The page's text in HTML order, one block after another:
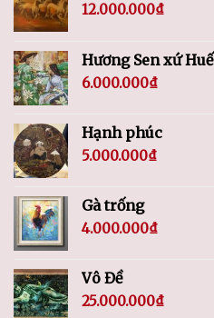
12.000.000₫
Hương Sen xứ Huế
6.000.000₫
Hạnh phúc
5.000.000₫
Gà trống
4.000.000₫
Vô Đề
25.000.000₫